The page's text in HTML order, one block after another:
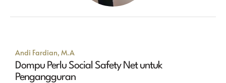
Andi Fardian, M.A
Dompu Perlu Social Safety Net untuk
Pengangguran